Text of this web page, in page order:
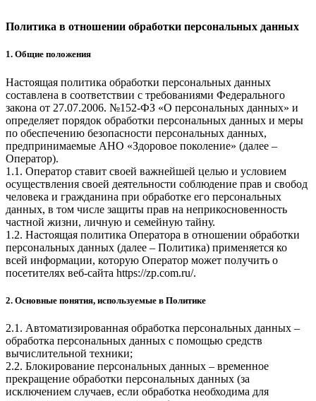
Политика в отношении обработки персональных данных
1. Общие положения
Настоящая политика обработки персональных данных
составлена в соответствии с требованиями Федерального
закона от 27.07.2006. №152-ФЗ «О персональных данных» и
определяет порядок обработки персональных данных и меры
по обеспечению безопасности персональных данных,
предпринимаемые АНО «Здоровое поколение» (далее –
Оператор).
1.1. Оператор ставит своей важнейшей целью и условием
осуществления своей деятельности соблюдение прав и свобод
человека и гражданина при обработке его персональных
данных, в том числе защиты прав на неприкосновенность
частной жизни, личную и семейную тайну.
1.2. Настоящая политика Оператора в отношении обработки
персональных данных (далее – Политика) применяется ко
всей информации, которую Оператор может получить о
посетителях веб-сайта https://zp.com.ru/.
2. Основные понятия, используемые в Политике
2.1. Автоматизированная обработка персональных данных –
обработка персональных данных с помощью средств
вычислительной техники;
2.2. Блокирование персональных данных – временное
прекращение обработки персональных данных (за
исключением случаев, если обработка необходима для